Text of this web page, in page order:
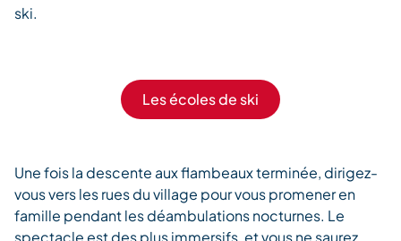
ski.
Les écoles de ski
Une fois la descente aux flambeaux terminée, dirigez-
vous vers les rues du village pour vous promener en
famille pendant les déambulations nocturnes. Le
spectacle est des plus immersifs, et vous ne saurez